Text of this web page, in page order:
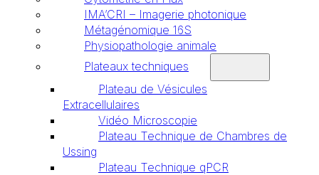
IMA’CRI – Imagerie photonique
Métagénomique 16S
Physiopathologie animale
Plateaux techniques
Plateau de Vésicules
Extracellulaires
Vidéo Microscopie
Plateau Technique de Chambres de
Ussing
Plateau Technique qPCR